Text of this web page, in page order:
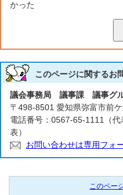
かった
このページに関するお
議会事務局 議事課 議事グ
〒498-8501 愛知県弥富市前
電話番号：0567-65-1111（
表）
お問い合わせは専用フォ
このペー